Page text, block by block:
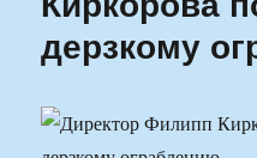
дерзкому